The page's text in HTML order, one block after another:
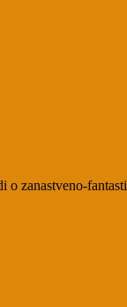
zanastveno-